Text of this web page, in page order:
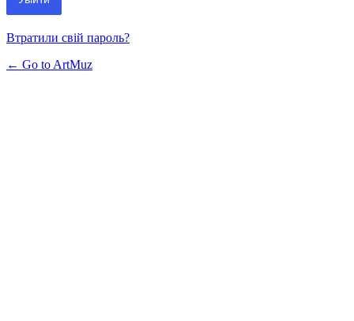
Втратили свій пароль?
← Go to ArtMuz